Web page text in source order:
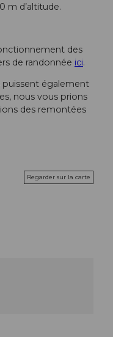
m d’altitude.
des
de randonnée ici.
puissent également
nous vous prions
des remontées
Regarder sur la carte